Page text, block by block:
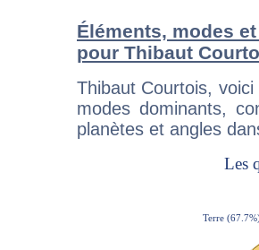
Éléments, modes
pour Thibaut
Thibaut Courtois,
modes dominants,
planètes et angles